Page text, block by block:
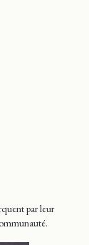
par leur